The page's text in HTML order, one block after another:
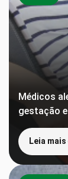
Médicos
gestação
Leia mais